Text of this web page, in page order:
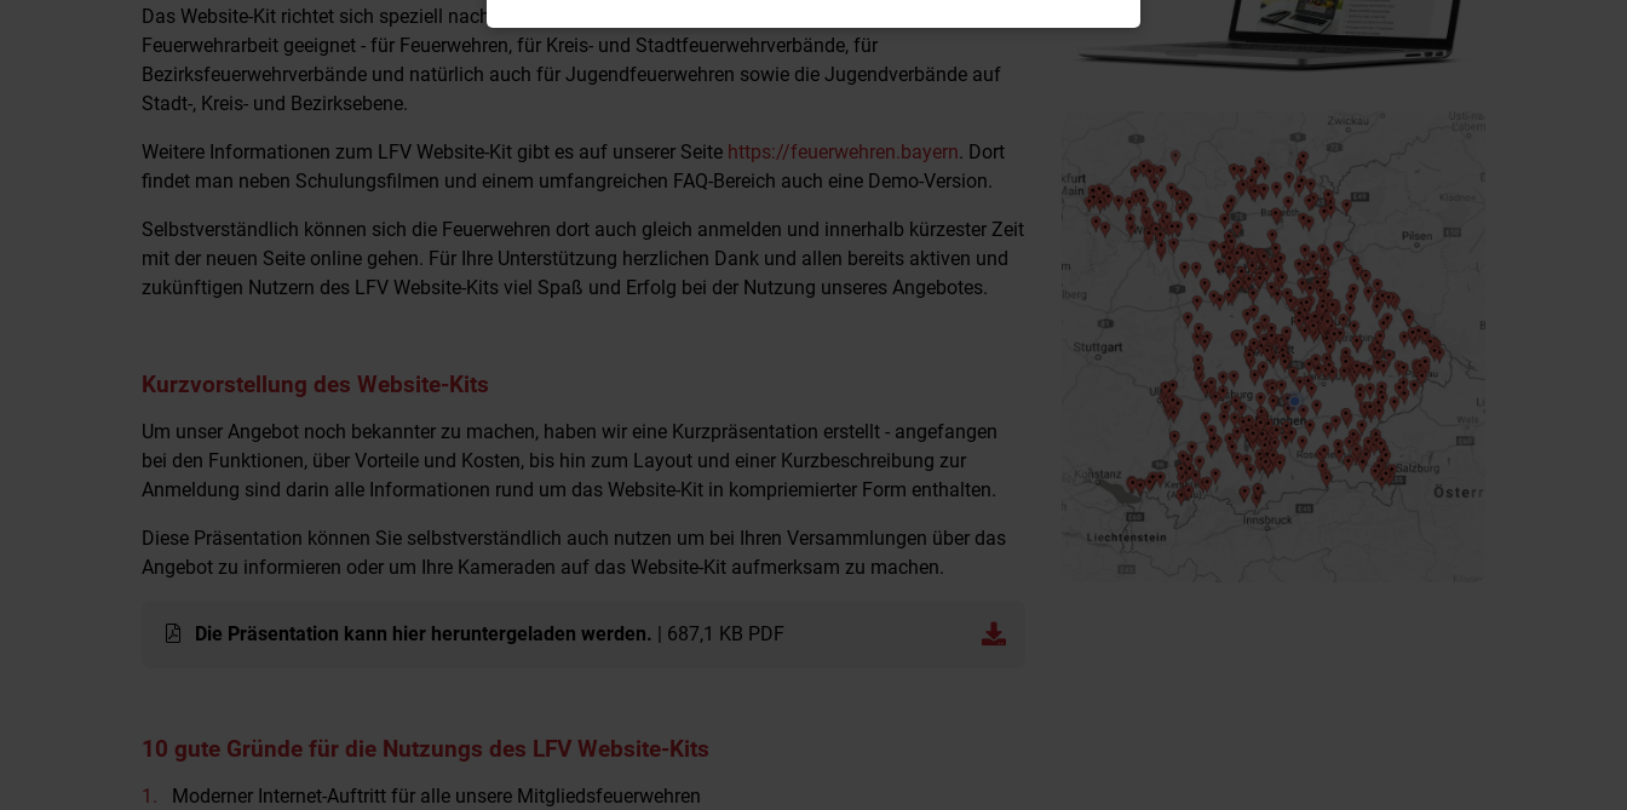
Das Website-Kit richtet sich speziell nach den Bedürfnissen der Feuerwehren und ist für alle Ebenen der
Feuerwehrarbeit geeignet - für Feuerwehren, für Kreis- und Stadtfeuerwehrverbände, für
Bezirksfeuerwehrverbände und natürlich auch für Jugendfeuerwehren sowie die Jugendverbände auf
Stadt-, Kreis- und Bezirksebene.
Weitere Informationen zum LFV Website-Kit gibt es auf unserer Seite https://feuerwehren.bayern. Dort
findet man neben Schulungsfilmen und einem umfangreichen FAQ-Bereich auch eine Demo-Version.
Selbstverständlich können sich die Feuerwehren dort auch gleich anmelden und innerhalb kürzester Zeit
mit der neuen Seite online gehen. Für Ihre Unterstützung herzlichen Dank und allen bereits aktiven und
zukünftigen Nutzern des LFV Website-Kits viel Spaß und Erfolg bei der Nutzung unseres Angebotes.
Kurzvorstellung des Website-Kits
Um unser Angebot noch bekannter zu machen, haben wir eine Kurzpräsentation erstellt - angefangen
bei den Funktionen, über Vorteile und Kosten, bis hin zum Layout und einer Kurzbeschreibung zur
Anmeldung sind darin alle Informationen rund um das Website-Kit in kompriemierter Form enthalten.
Diese Präsentation können Sie selbstverständlich auch nutzen um bei Ihren Versammlungen über das
Angebot zu informieren oder um Ihre Kameraden auf das Website-Kit aufmerksam zu machen.
Die Präsentation kann hier heruntergeladen werden. | 687,1 KB PDF
10 gute Gründe für die Nutzungs des LFV Website-Kits
Moderner Internet-Auftritt für alle unsere Mitgliedsfeuerwehren